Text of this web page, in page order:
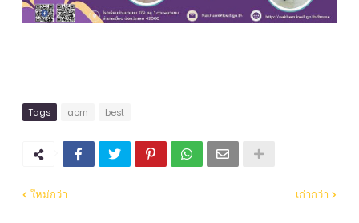
Tags acm best
ใหม่กว่า เก่ากว่า